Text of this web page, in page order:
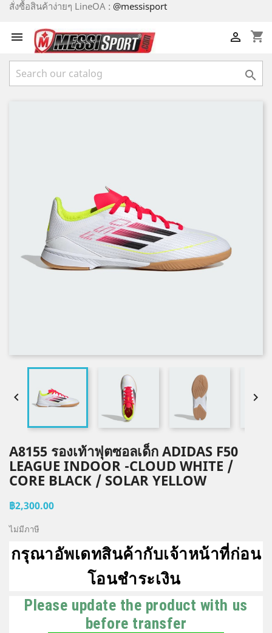
สั่งซื้อสินค้าง่ายๆ LineOA : @messisport
 shopping_cart


 
A8155 รองเท้าฟุตซอลเด็ก ADIDAS F50
LEAGUE INDOOR -CLOUD WHITE /
CORE BLACK / SOLAR YELLOW
฿2,300.00
ไม่มีภาษี
กรุณาอัพเดทสินค้ากับเจ้าหน้าที่ก่อน
โอนชำระเงิน
Please update the product with us
before transfer